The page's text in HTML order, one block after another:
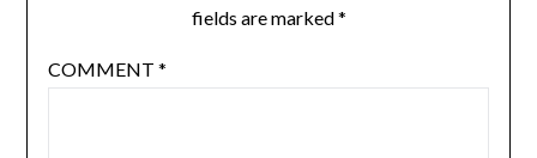
fields are marked*
COMMENT *